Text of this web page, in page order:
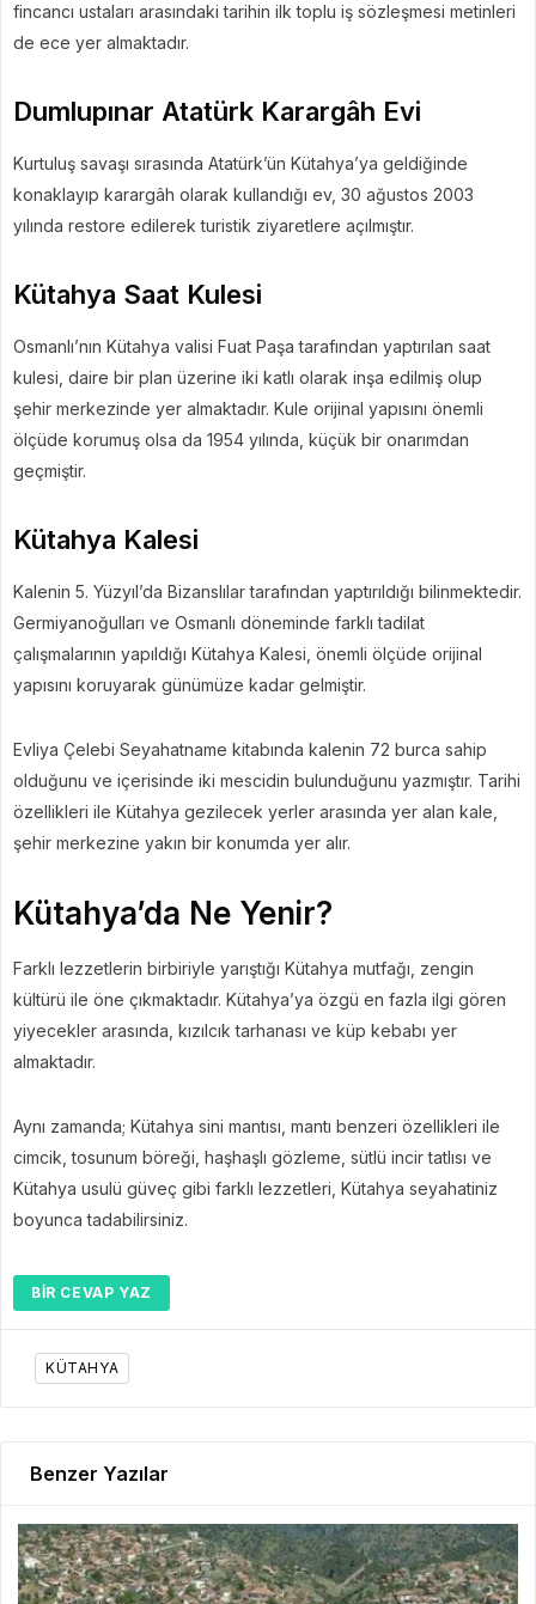
fincancı ustaları arasındaki tarihin ilk toplu iş sözleşmesi metinleri
de ece yer almaktadır.
Dumlupınar Atatürk Karargâh Evi
Kurtuluş savaşı sırasında Atatürk’ün Kütahya’ya geldiğinde
konaklayıp karargâh olarak kullandığı ev, 30 ağustos 2003
yılında restore edilerek turistik ziyaretlere açılmıştır.
Kütahya Saat Kulesi
Osmanlı’nın Kütahya valisi Fuat Paşa tarafından yaptırılan saat
kulesi, daire bir plan üzerine iki katlı olarak inşa edilmiş olup
şehir merkezinde yer almaktadır. Kule orijinal yapısını önemli
ölçüde korumuş olsa da 1954 yılında, küçük bir onarımdan
geçmiştir.
Kütahya Kalesi
Kalenin 5. Yüzyıl’da Bizanslılar tarafından yaptırıldığı bilinmektedir.
Germiyanoğulları ve Osmanlı döneminde farklı tadilat
çalışmalarının yapıldığı Kütahya Kalesi, önemli ölçüde orijinal
yapısını koruyarak günümüze kadar gelmiştir.
Evliya Çelebi Seyahatname kitabında kalenin 72 burca sahip
olduğunu ve içerisinde iki mescidin bulunduğunu yazmıştır. Tarihi
özellikleri ile Kütahya gezilecek yerler arasında yer alan kale,
şehir merkezine yakın bir konumda yer alır.
Kütahya’da Ne Yenir?
Farklı lezzetlerin birbiriyle yarıştığı Kütahya mutfağı, zengin
kültürü ile öne çıkmaktadır. Kütahya’ya özgü en fazla ilgi gören
yiyecekler arasında, kızılcık tarhanası ve küp kebabı yer
almaktadır.
Aynı zamanda; Kütahya sini mantısı, mantı benzeri özellikleri ile
cimcik, tosunum böreği, haşhaşlı gözleme, sütlü incir tatlısı ve
Kütahya usulü güveç gibi farklı lezzetleri, Kütahya seyahatiniz
boyunca tadabilirsiniz.
BIR CEVAP YAZ
KÜTAHYA
Benzer Yazılar